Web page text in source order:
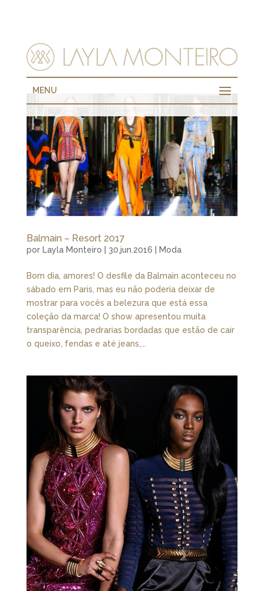
MENU
Balmain – Resort 2017
por Layla Monteiro 30.jun.2016 Moda
Bom dia, amores! O desfile da Balmain aconteceu no
sábado em Paris, mas eu não poderia deixar de
mostrar para vocês a belezura que está essa
coleção da marca! O show apresentou muita
transparência, pedrarias bordadas que estão de cair
o queixo, fendas e até jeans,...